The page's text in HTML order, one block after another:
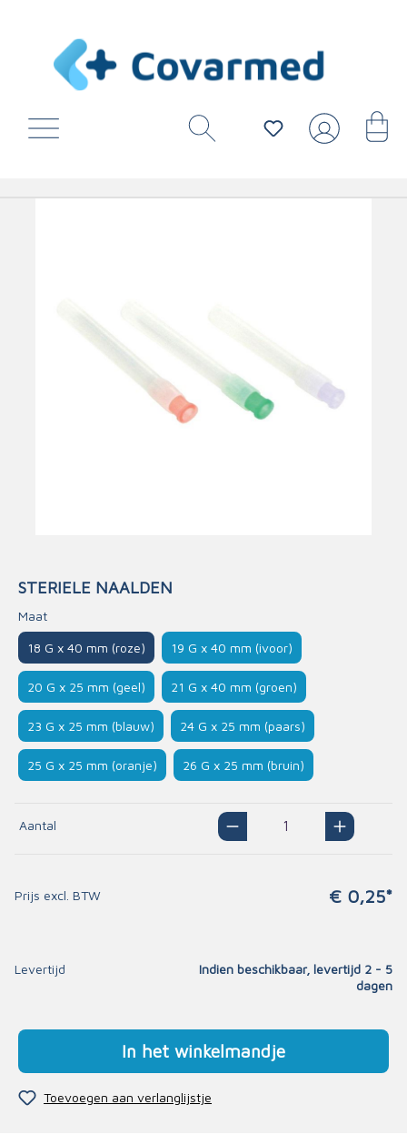
STERIELE NAALDEN
Maat
18 G x 40 mm (roze) 19 G x 40 mm (ivoor)
20 G x 25 mm (geel) 21 G x 40 mm (groen)
23 G x 25 mm (blauw) 24 G x 25 mm (paars)
25 G x 25 mm (oranje) 26 G x 25 mm (bruin)
Aantal
Prijs excl. BTW € 0,25*
Levertijd
Indien beschikbaar, levertijd 2 - 5
dagen
In het winkelmandje
Toevoegen aan verlanglijstje